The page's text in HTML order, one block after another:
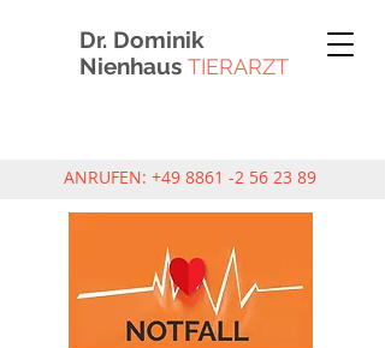
Dr. Dominik
Nienhaus TIERARZT
ANRUFEN: +49 8861 -2 56 23 89